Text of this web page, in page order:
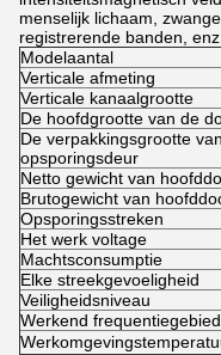
menselijk lichaam,
registrerende banden,
Modelaantal
Verticale afmeting
Verticale kanaalgrootte
De hoofdgrootte van de
De verpakkingsgrootte
opsporingsdeur
Netto gewicht van
Brutogewicht van
Opsporingsstreken
Het werk voltage
Machtsconsumptie
Elke streekgevoeligheid
Veiligheidsniveau
Werkend frequentiegebied